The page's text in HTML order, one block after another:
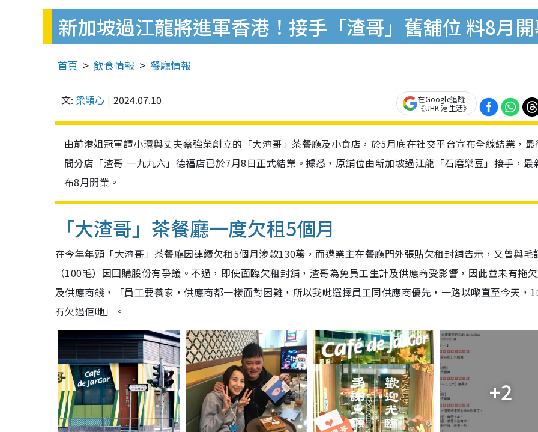
新加坡過江龍將進軍香港！接手「渣哥」舊舖位 料8月
首頁 飲食情報 餐廳情報
文: 梁穎心 2024.07.10
在Google追蹤
《UHK 港生活》
由前港姐冠軍譚小環與丈夫蔡強榮創立的「大渣哥」茶餐廳及小食店，於5月底在社交平台宣布全線結業，最
間分店「渣哥 一九九六」德福店已於7月8日正式結業。據悉，原舖位由新加坡過江龍「石磨樂豆」接手，最
布8月開業。
「大渣哥」茶餐廳一度欠租5個月
在今年年頭「大渣哥」茶餐廳因連續欠租5個月涉款130萬，而遭業主在餐廳門外張貼欠租封舖告示，又曾與毛
（100毛）因回購股份有爭議。不過，即使面臨欠租封舖，渣哥為免員工生計及供應商受影響，因此並未有拖
及供應商錢，「員工要養家，供應商都一樣面對困難，所以我哋選擇員工同供應商優先，一路以嚟直至今天，
冇欠過佢哋」。
+2